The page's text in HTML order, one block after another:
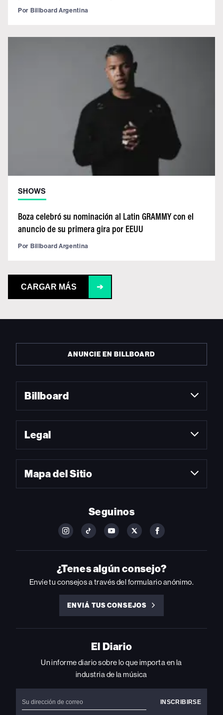
Por Billboard Argentina
SHOWS
Boza celebró su nominación al Latin GRAMMY con el
anuncio de su primera gira por EEUU
Por Billboard Argentina
CARGAR MÁS ➔
ANUNCIE EN BILLBOARD
Billboard
Legal
Mapa del Sitio
Seguinos
FOLLOW
ON
INSTAGRAM
FOLLOW
ON
YOUTUBE
FOLLOW
ON
YOUTUBE
FOLLOW
ON
FOLLOW
ON
FACEBOOK
¿Tenes algún consejo?
Envíe tu consejos a través del formulario anónimo.
ENVIÁ TUS CONSEJOS
ENVIÁ
TUS
CONSEJOS
El Diario
Un informe diario sobre lo que importa en la
industria de la música